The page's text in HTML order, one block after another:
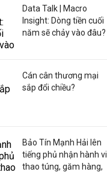
Data Talk | Macro
Insight: Dòng tiền cuối
năm sẽ chảy vào đâu?
Cán cân thương mại
sắp đổi chiều?
Bảo Tín Mạnh Hải lên
tiếng phủ nhận hành vi
thao túng, găm hàng,